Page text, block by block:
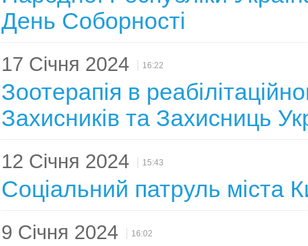
День Соборності
17 Січня 2024 16:22
Зоотерапія в
Захисників та Захисниць
12 Січня 2024 15:43
Соціальний патруль міста
9 Січня 2024 16:02